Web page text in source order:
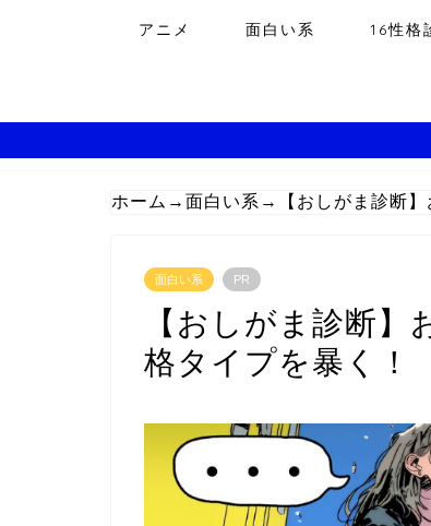
アニメ 面白い系 16性格
ホーム → 面白い系 → 【おしがま診断
面白い系 PR
【おしがま診断
格タイプを暴く！